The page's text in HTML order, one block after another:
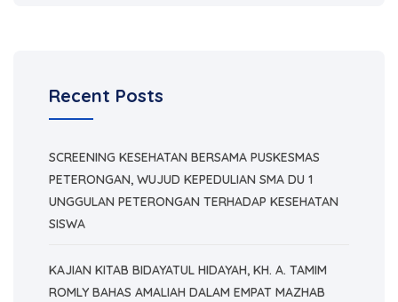
Recent Posts
SCREENING KESEHATAN BERSAMA PUSKESMAS
PETERONGAN, WUJUD KEPEDULIAN SMA DU 1
UNGGULAN PETERONGAN TERHADAP KESEHATAN
SISWA
KAJIAN KITAB BIDAYATUL HIDAYAH, KH. A. TAMIM
ROMLY BAHAS AMALIAH DALAM EMPAT MAZHAB